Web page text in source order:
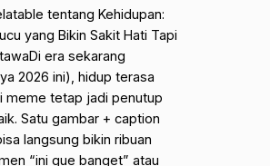
tentang Kehidupan:
yang Bikin Sakit Hati Tapi
era sekarang
2026 ini), hidup terasa
meme tetap jadi penutup
Satu gambar + caption
langsung bikin ribuan
“ini gue banget” atau